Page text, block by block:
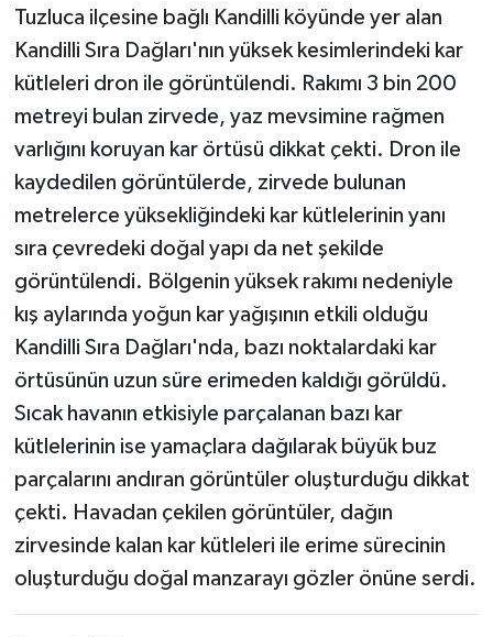
Tuzluca ilçesine bağlı Kandilli köyünde yer alan
Kandilli Sıra Dağları'nın yüksek kesimlerindeki kar
kütleleri dron ile görüntülendi. Rakımı 3 bin 200
metreyi bulan zirvede, yaz mevsimine rağmen
varlığını koruyan kar örtüsü dikkat çekti. Dron ile
kaydedilen görüntülerde, zirvede bulunan
metrelerce yüksekliğindeki kar kütlelerinin yanı
sıra çevredeki doğal yapı da net şekilde
görüntülendi. Bölgenin yüksek rakımı nedeniyle
kış aylarında yoğun kar yağışının etkili olduğu
Kandilli Sıra Dağları'nda, bazı noktalardaki kar
örtüsünün uzun süre erimeden kaldığı görüldü.
Sıcak havanın etkisiyle parçalanan bazı kar
kütlelerinin ise yamaçlara dağılarak büyük buz
parçalarını andıran görüntüler oluşturduğu dikkat
çekti. Havadan çekilen görüntüler, dağın
zirvesinde kalan kar kütleleri ile erime sürecinin
oluşturduğu doğal manzarayı gözler önüne serdi.